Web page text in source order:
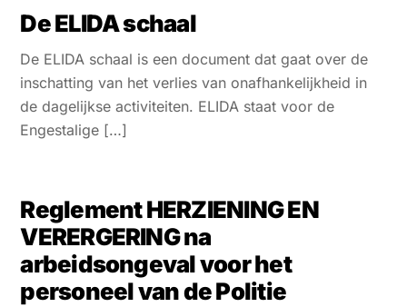
De ELIDA schaal
De ELIDA schaal is een document dat gaat over de
inschatting van het verlies van onafhankelijkheid in
de dagelijkse activiteiten. ELIDA staat voor de
Engestalige […]
Reglement HERZIENING EN
VERERGERING na
arbeidsongeval voor het
personeel van de Politie